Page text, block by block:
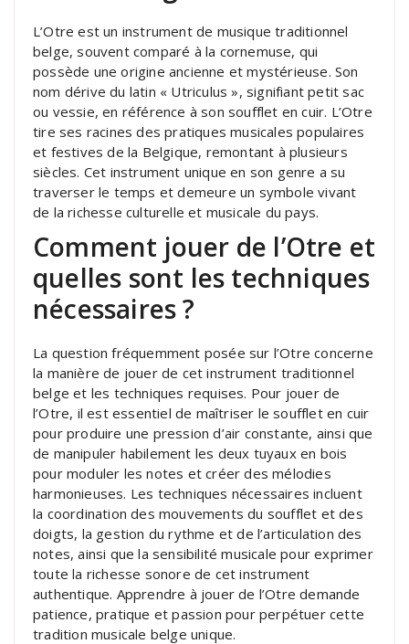
L’Otre est un instrument de musique traditionnel
belge, souvent comparé à la cornemuse, qui
possède une origine ancienne et mystérieuse. Son
nom dérive du latin « Utriculus », signifiant petit sac
ou vessie, en référence à son soufflet en cuir. L’Otre
tire ses racines des pratiques musicales populaires
et festives de la Belgique, remontant à plusieurs
siècles. Cet instrument unique en son genre a su
traverser le temps et demeure un symbole vivant
de la richesse culturelle et musicale du pays.
Comment jouer de l’Otre et
quelles sont les techniques
nécessaires ?
La question fréquemment posée sur l’Otre concerne
la manière de jouer de cet instrument traditionnel
belge et les techniques requises. Pour jouer de
l’Otre, il est essentiel de maîtriser le soufflet en cuir
pour produire une pression d’air constante, ainsi que
de manipuler habilement les deux tuyaux en bois
pour moduler les notes et créer des mélodies
harmonieuses. Les techniques nécessaires incluent
la coordination des mouvements du soufflet et des
doigts, la gestion du rythme et de l’articulation des
notes, ainsi que la sensibilité musicale pour exprimer
toute la richesse sonore de cet instrument
authentique. Apprendre à jouer de l’Otre demande
patience, pratique et passion pour perpétuer cette
tradition musicale belge unique.